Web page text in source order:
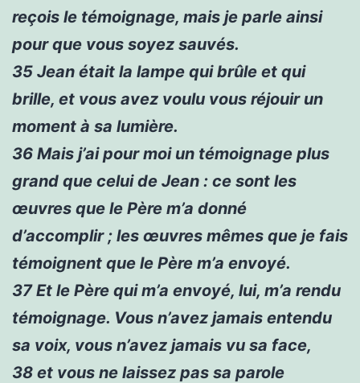
reçois le témoignage, mais je parle ainsi
pour que vous soyez sauvés.
35 Jean était la lampe qui brûle et qui
brille, et vous avez voulu vous réjouir un
moment à sa lumière.
36 Mais j’ai pour moi un témoignage plus
grand que celui de Jean : ce sont les
œuvres que le Père m’a donné
d’accomplir ; les œuvres mêmes que je fais
témoignent que le Père m’a envoyé.
37Et le Père qui m’a envoyé, lui, m’a rendu
témoignage. Vous n’avez jamais entendu
sa voix, vous n’avez jamais vu sa face,
38 et vous ne laissez pas sa parole